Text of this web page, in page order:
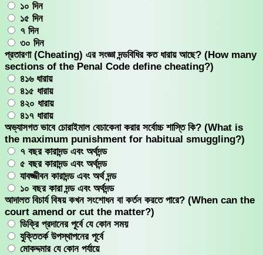
১০ দিন
১৫ দিন
৭ দিন
৩০ দিন
প্রতারণা (Cheating) এর সংজ্ঞা দন্ডবিধির কত ধারায় আছে? (How many
sections of the Penal Code define cheating?)
৪১৬ ধারায়
৪১৫ ধারায়
৪২০ ধারায়
৪১৭ ধারায়
অভ্যাসগত ভাবে চোরাইমাল বেচাকেনা করার সর্বোচ্চ শাস্তি কি? (What is
the maximum punishment for habitual smuggling?)
৭ বছর কারাদন্ড এবং অর্থদন্ড
৫ বছর কারাদন্ড এবং অর্থদন্ড
যাবজ্জীবন কারাদন্ড এবং অর্থ দন্ড
১০ বছর কারা দন্ড এবং অর্থদন্ড
আদালত বিচার্য বিষয় কখন সংশোধন বা কর্তন করতে পারে? (When can the
court amend or cut the matter?)
ডিক্রি প্রদানের পূর্বে যে কোন সময়
যুক্তিতর্ক উপস্থাপনের পূর্বে
মোকদ্দমার যে কোন পর্যায়ে